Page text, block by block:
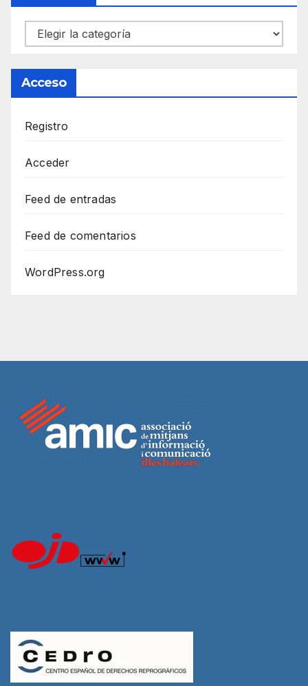
Categorías
Acceso
Registro
Acceder
Feed de entradas
Feed de comentarios
WordPress.org